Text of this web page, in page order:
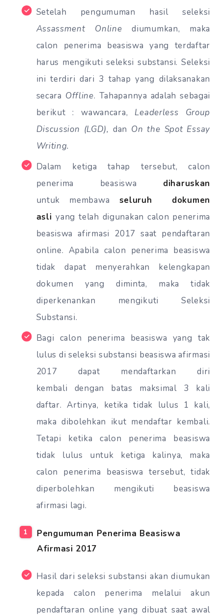
Setelah pengumuman hasil seleksi
Assassment Online diumumkan, maka
calon penerima beasiswa yang terdaftar
harus mengikuti seleksi substansi. Seleksi
ini terdiri dari 3 tahap yang dilaksanakan
secara Offline. Tahapannya adalah sebagai
berikut : wawancara, Leaderless Group
Discussion (LGD), dan On the Spot Essay
Writing.
Dalam ketiga tahap tersebut, calon
penerima beasiswa diharuskan
untuk membawa seluruh dokumen
asliyang telah digunakan calon penerima
beasiswa afirmasi 2017 saat pendaftaran
online. Apabila calon penerima beasiswa
tidak dapat menyerahkan kelengkapan
dokumen yang diminta, maka tidak
diperkenankan mengikuti Seleksi
Substansi.
Bagi calon penerima beasiswa yang tak
lulus di seleksi substansi beasiswa afirmasi
2017 dapat mendaftarkan diri
kembali dengan batas maksimal 3 kali
daftar. Artinya, ketika tidak lulus 1 kali,
maka dibolehkan ikut mendaftar kembali.
Tetapi ketika calon penerima beasiswa
tidak lulus untuk ketiga kalinya, maka
calon penerima beasiswa tersebut, tidak
diperbolehkan mengikuti beasiswa
afirmasi lagi.
Pengumuman Penerima Beasiswa
Afirmasi 2017
Hasil dari seleksi substansi akan diumukan
kepada calon penerima melalui akun
pendaftaran online yang dibuat saat awal